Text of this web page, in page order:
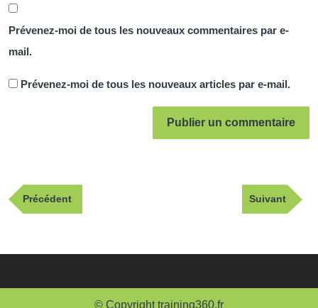
Prévenez-moi de tous les nouveaux commentaires par e-
mail.
Prévenez-moi de tous les nouveaux articles par e-mail.
Navigation
dePublication
précédente
Précédent
Article
suivant
Suivant
© Copyright training360.fr